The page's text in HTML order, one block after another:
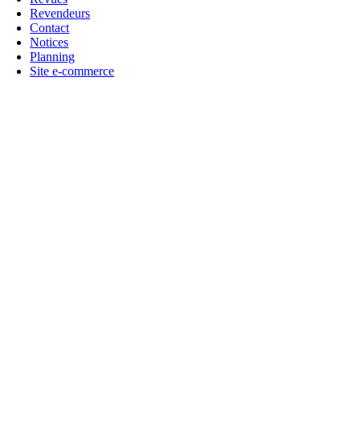
Revendeurs
Contact
Notices
Planning
Site e-commerce